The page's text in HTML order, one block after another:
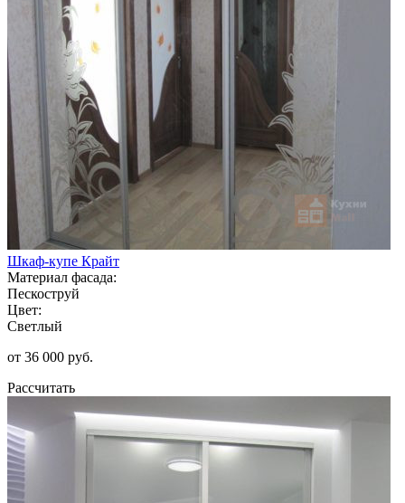
Шкаф-купе Крайт
Материал фасада:
Пескоструй
Цвет:
Светлый
от 36 000 руб.
Рассчитать